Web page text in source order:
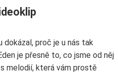
dokázal, proč je u nás tak
je přesně to, co jsme od něj
melodií, která vám prostě